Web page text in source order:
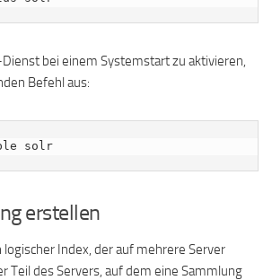
bei einem Systemstart zu aktivieren,
Befehl aus:
solr
erstellen
logischer Index, der auf mehrere Server
Teil des Servers, auf dem eine Sammlung